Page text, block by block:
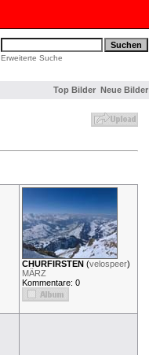
Erweiterte Suche
Top Bilder Neue Bilder
CHURFIRSTEN (velospeer)
MÄRZ
Kommentare: 0